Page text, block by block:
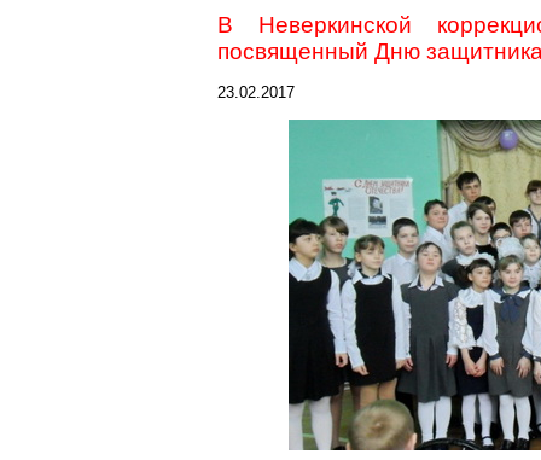
В Неверкинской
посвященный Дню
23.02.2017